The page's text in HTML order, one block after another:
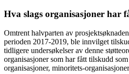
Hva slags organisasjoner har
Omtrent halvparten av
perioden 2017-2019, ble innvilget
tidligere undersøkelser av denne
organisasjoner som har fått tilskudd
organisasjoner, minoritets-